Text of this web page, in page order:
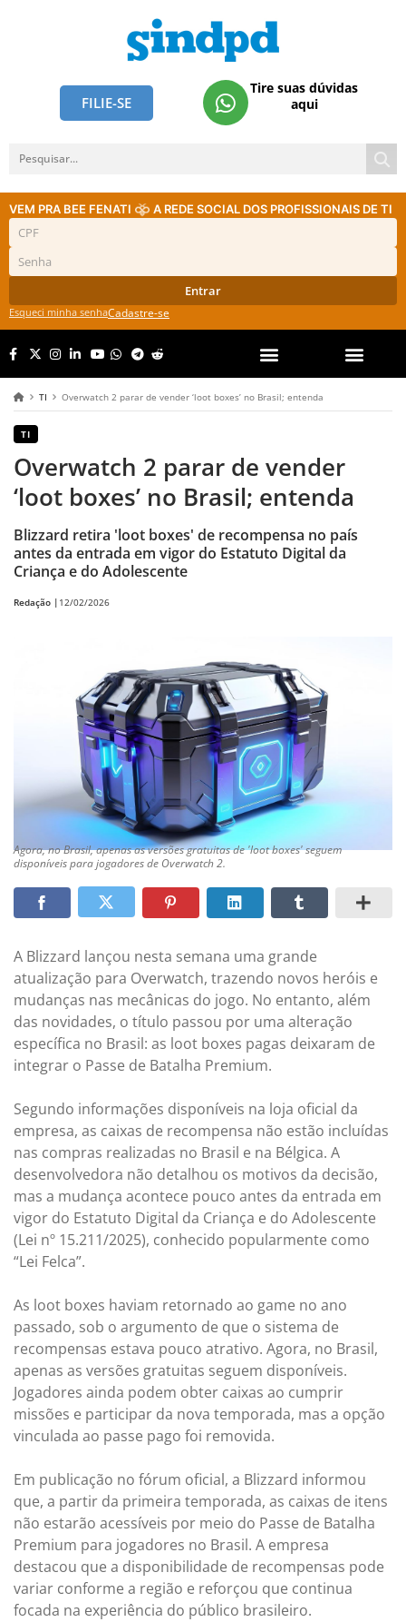
FILIE-SE
Tire suas dúvidas
aqui
VEM PRA BEE FENATI A REDE SOCIAL DOS PROFISSIONAIS DE TI
Entrar
Esqueci minha senhaCadastre-se
TI Overwatch 2 parar de vender ‘loot boxes’ no Brasil; entenda
TI
Overwatch 2 parar de vender
‘loot boxes’ no Brasil; entenda
Blizzard retira 'loot boxes' de recompensa no país
antes da entrada em vigor do Estatuto Digital da
Criança e do Adolescente
Redação | 12/02/2026
Agora, no Brasil, apenas as versões gratuitas de 'loot boxes' seguem
disponíveis para jogadores de Overwatch 2.
A Blizzard lançou nesta semana uma grande
atualização para Overwatch, trazendo novos heróis e
mudanças nas mecânicas do jogo. No entanto, além
das novidades, o título passou por uma alteração
específica no Brasil: as loot boxes pagas deixaram de
integrar o Passe de Batalha Premium.
Segundo informações disponíveis na loja oficial da
empresa, as caixas de recompensa não estão incluídas
nas compras realizadas no Brasil e na Bélgica. A
desenvolvedora não detalhou os motivos da decisão,
mas a mudança acontece pouco antes da entrada em
vigor do Estatuto Digital da Criança e do Adolescente
(Lei nº 15.211/2025), conhecido popularmente como
“Lei Felca”.
As loot boxes haviam retornado ao game no ano
passado, sob o argumento de que o sistema de
recompensas estava pouco atrativo. Agora, no Brasil,
apenas as versões gratuitas seguem disponíveis.
Jogadores ainda podem obter caixas ao cumprir
missões e participar da nova temporada, mas a opção
vinculada ao passe pago foi removida.
Em publicação no fórum oficial, a Blizzard informou
que, a partir da primeira temporada, as caixas de itens
não estarão acessíveis por meio do Passe de Batalha
Premium para jogadores no Brasil. A empresa
destacou que a disponibilidade de recompensas pode
variar conforme a região e reforçou que continua
focada na experiência do público brasileiro.